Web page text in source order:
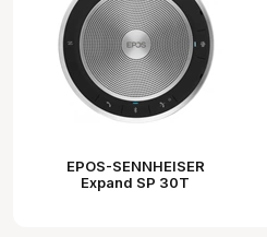
EPOS-SENNHEISER
Expand SP 30T